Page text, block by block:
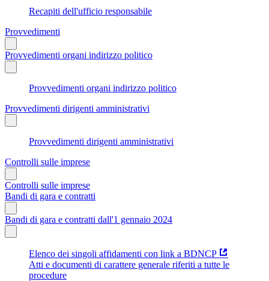
Recapiti dell'ufficio responsabile
Provvedimenti
Provvedimenti organi indirizzo politico
Provvedimenti organi indirizzo politico
Provvedimenti dirigenti amministrativi
Provvedimenti dirigenti amministrativi
Controlli sulle imprese
Controlli sulle imprese
Bandi di gara e contratti
Bandi di gara e contratti dall'1 gennaio 2024
Elenco dei singoli affidamenti con link a BDNCP
Atti e documenti di carattere generale riferiti a tutte le
procedure